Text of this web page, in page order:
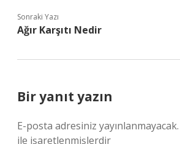
Sonraki Yazı
Ağır Karşıtı Nedir
Bir yanıt yazın
E-posta adresiniz yayınlanmayacak.
ile işaretlenmişlerdir